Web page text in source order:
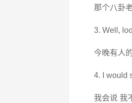
那个八卦
3. Well,
今晚有人
4. I would
我会说 我